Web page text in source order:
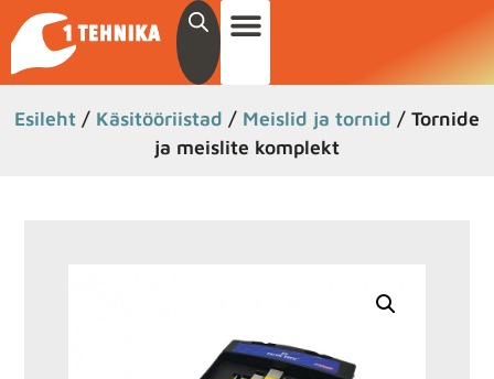
Esileht / Käsitööriistad / Meislid ja tornid / Tornide
ja meislite komplekt